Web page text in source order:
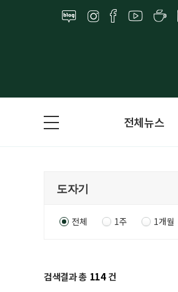
전체뉴스
전체 1주 1개월
검색결과 총 114 건